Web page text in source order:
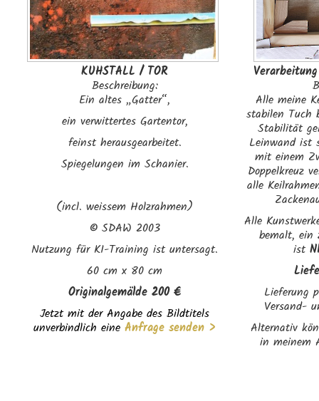
KUHSTALL / TOR
Beschreibung:
Ein altes „Gatter“,
ein verwittertes Gartentor,
feinst herausgearbeitet.
Spiegelungen im Schanier.
(incl. weissem Holzrahmen)
© SDAW 2003
Nutzung für KI-Training ist untersagt.
60 cm x 80 cm
Originalgemälde 200 €
Jetzt mit der Angabe des Bildtitels
unverbindlich eine Anfrage senden >
Alle meine
stabilen Tuch
Stabilität
Leinwand ist
mit einem
Doppelkreuz
alle
Alle
bemalt, ein
ist
Lieferung
Versand-
Alternativ
in meinem